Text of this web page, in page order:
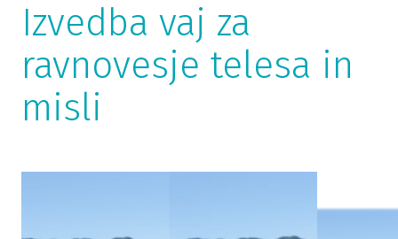
Izvedba vaj za
ravnovesje telesa in
misli